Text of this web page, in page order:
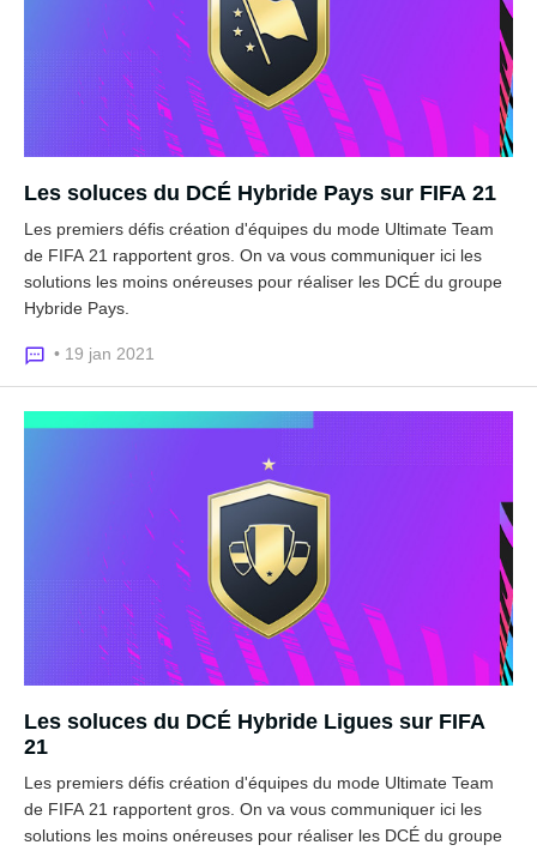
Les soluces du DCÉ Hybride Pays sur FIFA 21
Les premiers défis création d'équipes du mode Ultimate Team
de FIFA 21 rapportent gros. On va vous communiquer ici les
solutions les moins onéreuses pour réaliser les DCÉ du groupe
Hybride Pays.
• 19 jan 2021
Les soluces du DCÉ Hybride Ligues sur FIFA
21
Les premiers défis création d'équipes du mode Ultimate Team
de FIFA 21 rapportent gros. On va vous communiquer ici les
solutions les moins onéreuses pour réaliser les DCÉ du groupe